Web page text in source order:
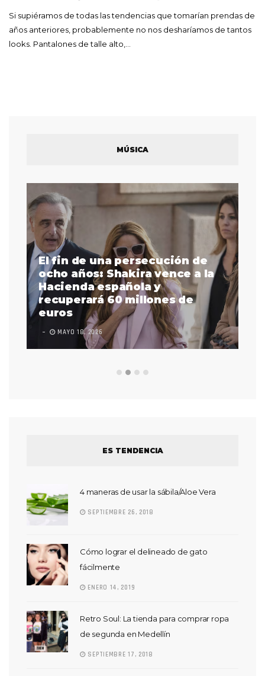
Si supiéramos de todas las tendencias que tomarían prendas de
años anteriores, probablemente no nos desharíamos de tantos
looks. Pantalones de talle alto,…
MÚSICA
El fin de una persecución de
ocho años: Shakira vence a la
Hacienda española y
recuperará 60 millones de
euros
MAYO 18, 2026
ES TENDENCIA
4 maneras de usar la sábila/Aloe Vera
SEPTIEMBRE 26, 2018
Cómo lograr el delineado de gato
fácilmente
ENERO 14, 2019
Retro Soul: La tienda para comprar ropa
de segunda en Medellín
SEPTIEMBRE 17, 2018